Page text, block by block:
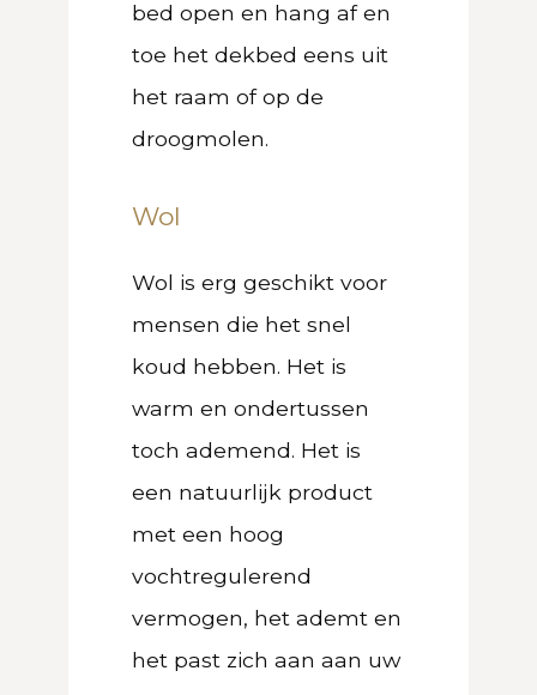
bed open en hang af en
toe het dekbed eens uit
het raam of op de
droogmolen.
Wol
Wol is erg geschikt voor
mensen die het snel
koud hebben. Het is
warm en ondertussen
toch ademend. Het is
een natuurlijk product
met een hoog
vochtregulerend
vermogen, het ademt en
het past zich aan aan uw